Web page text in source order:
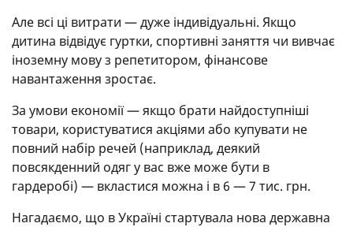
Але всі ці витрати — дуже індивідуальні. Якщо
дитина відвідує гуртки, спортивні заняття чи вивчає
іноземну мову з репетитором, фінансове
навантаження зростає.
За умови економії — якщо брати найдоступніші
товари, користуватися акціями або купувати не
повний набір речей (наприклад, деякий
повсякденний одяг у вас вже може бути в
гардеробі) — вкластися можна і в 6 — 7 тис. грн.
Нагадаємо, що в Україні стартувала нова державна